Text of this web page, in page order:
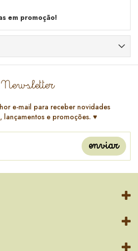
em promoção!
Newsletter
e-mail para receber novidades
lançamentos e promoções. ♥️
enviar